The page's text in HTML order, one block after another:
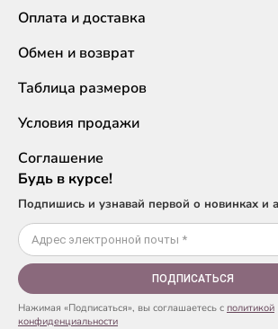
Оплата и доставка
Обмен и возврат
Таблица размеров
Условия продажи
Соглашение
Будь в курсе!
Подпишись и узнавай первой о новинках и
ПОДПИСАТЬСЯ
Нажимая «Подписаться», вы соглашаетесь с политикой
конфиденциальности